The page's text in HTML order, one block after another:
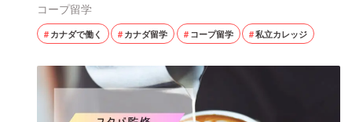
コープ留学
カナダで働く カナダ留学 コープ留学 私立カレッジ